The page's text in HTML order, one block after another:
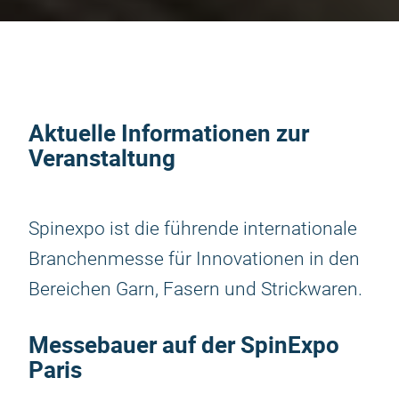
Aktuelle Informationen zur
Veranstaltung
Spinexpo ist die führende internationale
Branchenmesse für Innovationen in den
Bereichen Garn, Fasern und Strickwaren.
Messebauer auf der SpinExpo
Paris